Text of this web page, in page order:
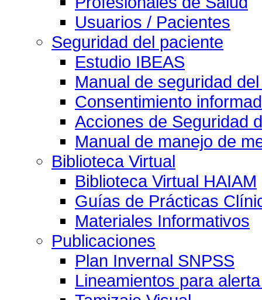
Usuarios / Pacientes
Seguridad del paciente
Estudio IBEAS
Manual de seguridad
Consentimiento
Acciones de Seguridad
Manual de manejo de
Biblioteca Virtual
Biblioteca Virtual HAIAM
Guías de Prácticas
Materiales Informativos
Publicaciones
Plan Invernal SNPSS
Lineamientos para